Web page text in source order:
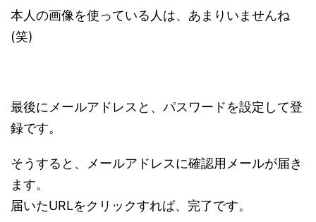
本人の画像を使っている人は、あまりいませんね
(笑)
最後にメールアドレスと、パスワードを設定して登
録です。
そうすると、メールアドレスに確認用メールが届き
ます。
届いたURLをクリックすれば、完了です。